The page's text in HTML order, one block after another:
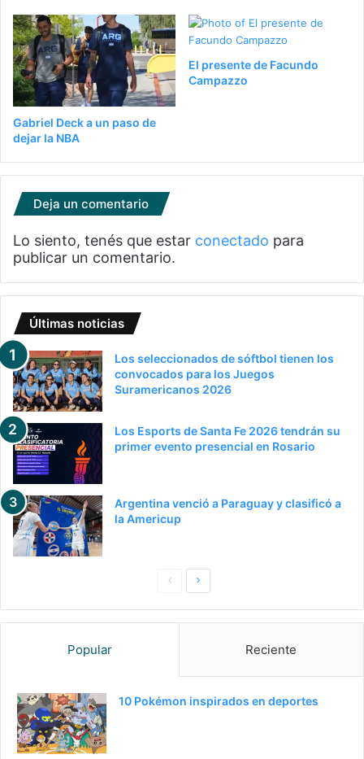
Gabriel Deck a un paso de
dejar la NBA
El presente de Facundo
Campazzo
Deja un comentario
Lo siento, tenés que estar conectado para
publicar un comentario.
Últimas noticias
Los seleccionados de sóftbol tienen los
convocados para los Juegos
Suramericanos 2026
Los Esports de Santa Fe 2026 tendrán su
primer evento presencial en Rosario
Argentina venció a Paraguay y clasificó a
la Americup
PaginaSiguiente
Popular Reciente
10 Pokémon inspirados en deportes